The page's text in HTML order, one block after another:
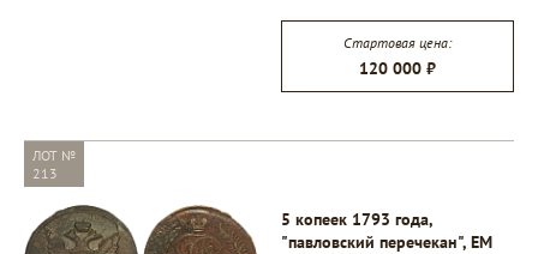
Стартовая цена:
120 000 ₽
ЛОТ №
213
5 копеек 1793 года,
"павловский перечекан", ЕМ